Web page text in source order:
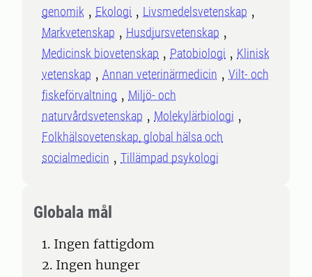
genomik
Ekologi
Livsmedelsvetenskap
Markvetenskap
Husdjursvetenskap
Medicinsk biovetenskap
Patobiologi
Klinisk
vetenskap
Annan veterinärmedicin
Vilt- och
fiskeförvaltning
Miljö- och
naturvårdsvetenskap
Molekylärbiologi
Folkhälsovetenskap, global hälsa och
socialmedicin
Tillämpad psykologi
Globala mål
1. Ingen fattigdom
2. Ingen hunger